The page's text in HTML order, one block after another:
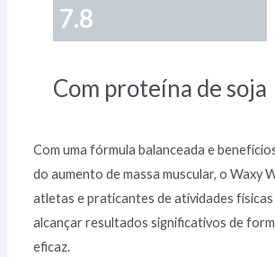
7.8
Com proteína de soja
Com uma fórmula balanceada e
do aumento de massa muscular, o Waxy
atletas e praticantes de atividades físicas
alcançar resultados significativos de
eficaz.